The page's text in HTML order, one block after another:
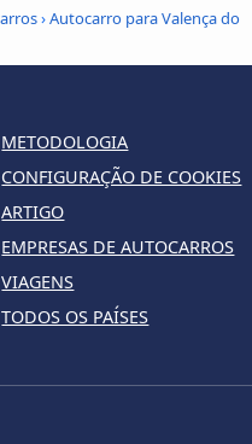
›Autocarro para Valença do
METODOLOGIA
CONFIGURAÇÃO DE COOKIES
ARTIGO
EMPRESAS DE AUTOCARROS
VIAGENS
TODOS OS PAÍSES